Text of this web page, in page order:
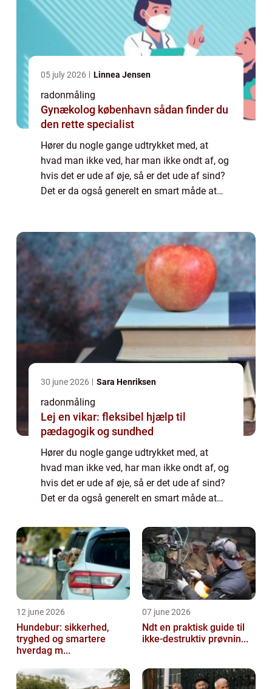
05 july 2026 Linnea Jensen
radonmåling
Gynækolog københavn sådan finder du
den rette specialist
Hører du nogle gange udtrykket med, at
hvad man ikke ved, har man ikke ondt af, og
hvis det er ude af øje, så er det ude af sind?
Det er da også generelt en smart måde at
30 june 2026 Sara Henriksen
radonmåling
Lej en vikar: fleksibel hjælp til
pædagogik og sundhed
Hører du nogle gange udtrykket med, at
hvad man ikke ved, har man ikke ondt af, og
hvis det er ude af øje, så er det ude af sind?
Det er da også generelt en smart måde at
12 june 2026
Hundebur: sikkerhed,
tryghed og smartere
hverdag m...
07 june 2026
Ndt en praktisk guide til
ikke-destruktiv prøvnin...